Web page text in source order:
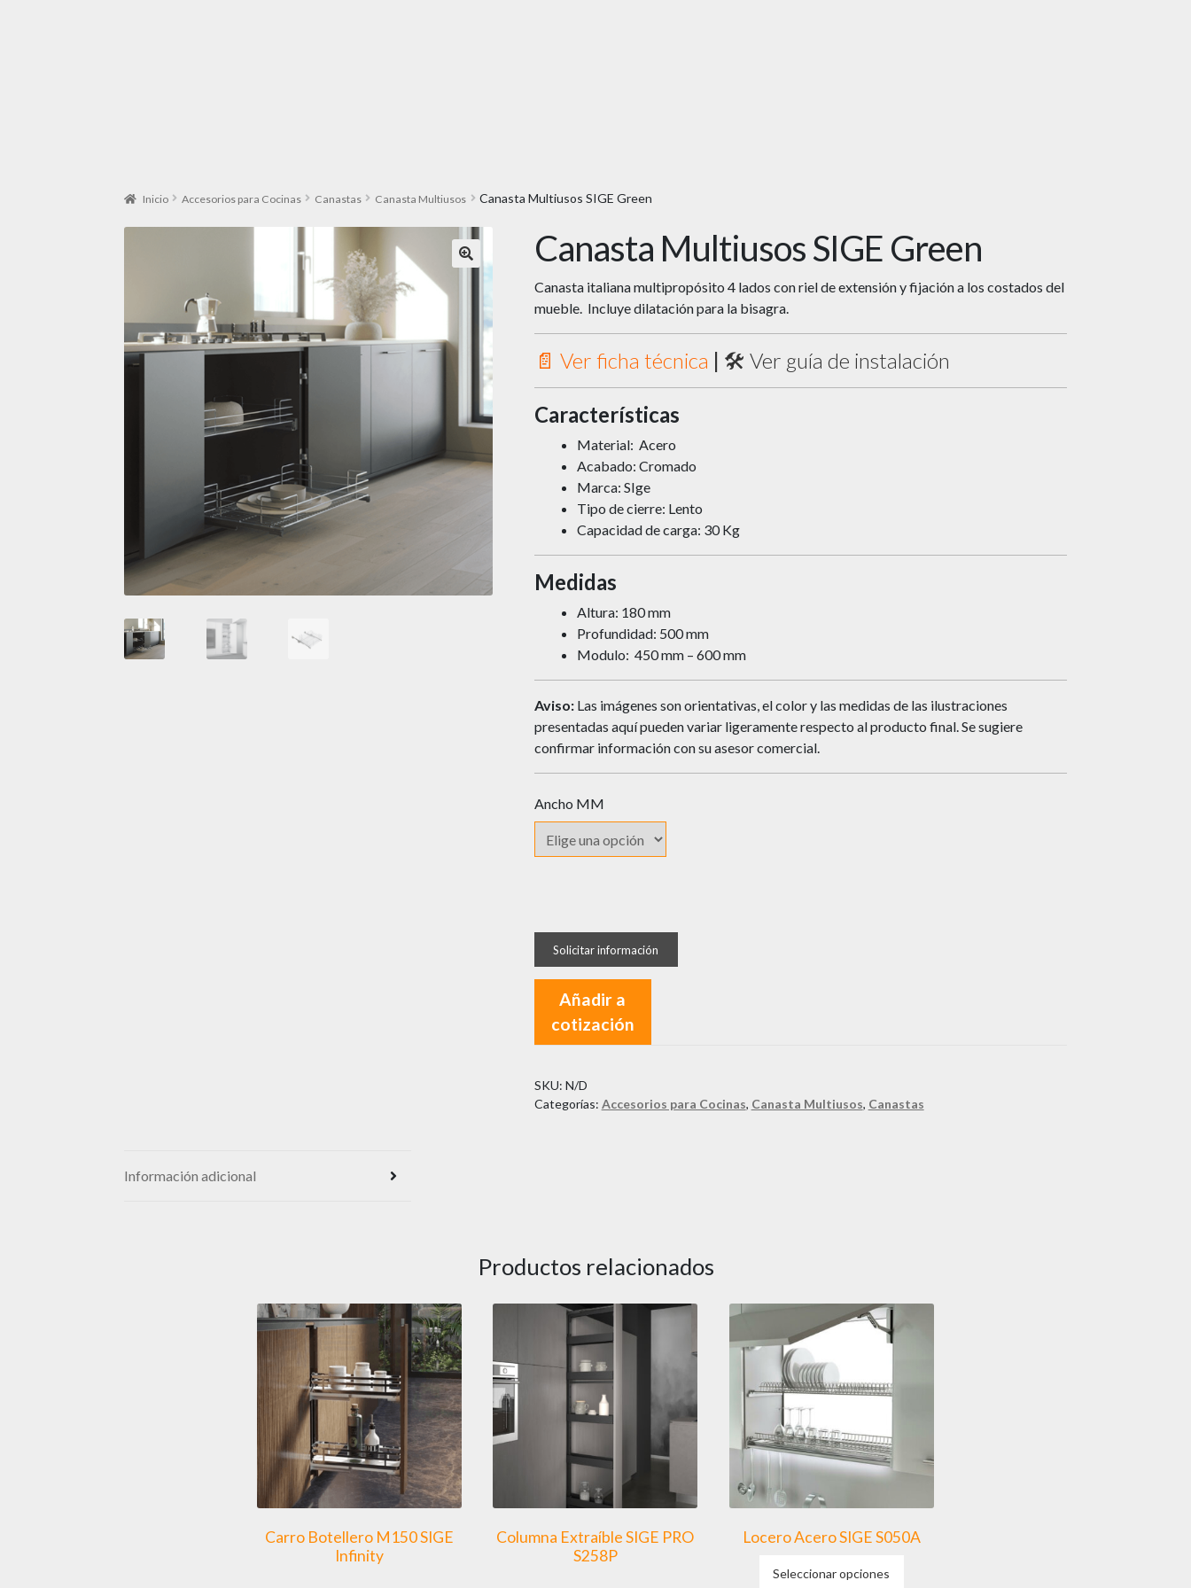
Inicio Accesorios para Cocinas Canastas Canasta Multiusos Canasta Multiusos SIGE Green
Canasta Multiusos SIGE Green
Canasta italiana multipropósito 4 lados con riel de extensión y fijación a los costados del
mueble. Incluye dilatación para la bisagra.
📄 Ver ficha técnica | 🛠️ Ver guía de instalación
Características
Material: Acero
Acabado: Cromado
Marca: SIge
Tipo de cierre: Lento
Capacidad de carga: 30 Kg
Medidas
Altura: 180 mm
Profundidad: 500 mm
Modulo: 450 mm – 600 mm
Aviso:Las imágenes son orientativas, el color y las medidas de las ilustraciones
presentadas aquí pueden variar ligeramente respecto al producto final. Se sugiere
confirmar información con su asesor comercial.
Ancho MM
SIGE
Green
cantidad
Añadir a
cotización
SKU: N/D
Categorías: Accesorios para Cocinas, Canasta Multiusos, Canastas
Información adicional
Productos relacionados
Carro Botellero M150 SIGE
Infinity
Columna Extraíble SIGE PRO
S258P
Locero Acero SIGE S050A
Seleccionar opciones